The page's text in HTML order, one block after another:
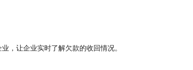
让企业实时了解欠款的收回情况。